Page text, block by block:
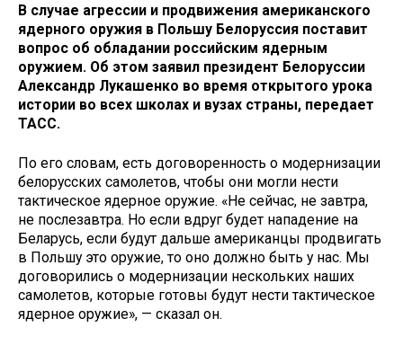
В случае агрессии и продвижения американского
ядерного оружия в Польшу Белоруссия поставит
вопрос об обладании российским ядерным
оружием. Об этом заявил президент Белоруссии
Александр Лукашенко во время открытого урока
истории во всех школах и вузах страны, передает
ТАСС.
По его словам, есть договоренность о модернизации
белорусских самолетов, чтобы они могли нести
тактическое ядерное оружие. «Не сейчас, не завтра,
не послезавтра. Но если вдруг будет нападение на
Беларусь, если будут дальше американцы продвигать
в Польшу это оружие, то оно должно быть у нас. Мы
договорились о модернизации нескольких наших
самолетов, которые готовы будут нести тактическое
ядерное оружие», — сказал он.